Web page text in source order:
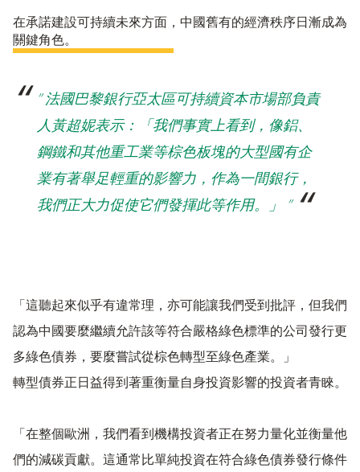
在承諾建設可持續未來方面，中國舊有的經濟秩序日漸成為
關鍵角色。
” 法國巴黎銀行亞太區可持續資本市場部負責
人黃超妮表示：「我們事實上看到，像鋁、
鋼鐵和其他重工業等棕色板塊的大型國有企
業有著舉足輕重的影響力，作為一間銀行，
我們正大力促使它們發揮此等作用。」 ”
「這聽起來似乎有違常理，亦可能讓我們受到批評，但我們
認為中國要麼繼續允許該等符合嚴格綠色標準的公司發行更
多綠色債券，要麼嘗試從棕色轉型至綠色產業。」
轉型債券正日益得到著重衡量自身投資影響的投資者青睞。
「在整個歐洲，我們看到機構投資者正在努力量化並衡量他
們的減碳貢獻。這通常比單純投資在符合綠色債券發行條件